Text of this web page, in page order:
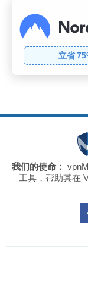
立省 75
我们的使命：
工具，帮助其在